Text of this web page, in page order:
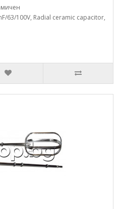
63/100V, Radial ceramic capacitor,